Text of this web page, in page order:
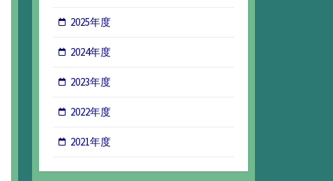
2025年度
2024年度
2023年度
2022年度
2021年度